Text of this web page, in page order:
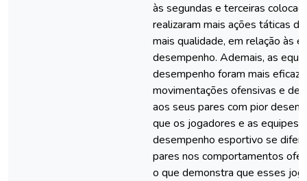
às segundas e terceiras
realizaram mais ações táticas
mais qualidade, em relação às
desempenho. Ademais, as
desempenho foram mais
movimentações ofensivas e
aos seus pares com pior
que os jogadores e as equipes
desempenho esportivo se
pares nos comportamentos
o que demonstra que esses